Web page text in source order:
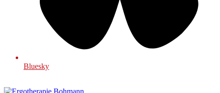
Bluesky